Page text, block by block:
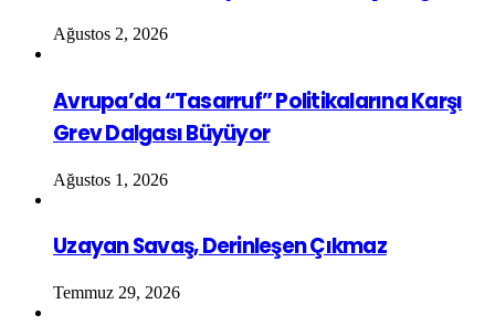
Ağustos 2, 2026
Avrupa’da “Tasarruf” Politikalarına Karşı
Grev Dalgası Büyüyor
Ağustos 1, 2026
Uzayan Savaş, Derinleşen Çıkmaz
Temmuz 29, 2026